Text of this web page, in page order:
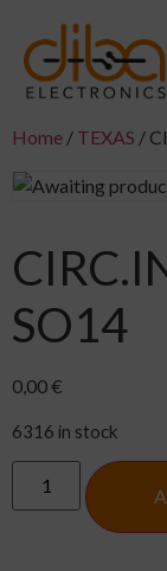
Home / TEXAS /
SO14
0,00 €
6316 in stock